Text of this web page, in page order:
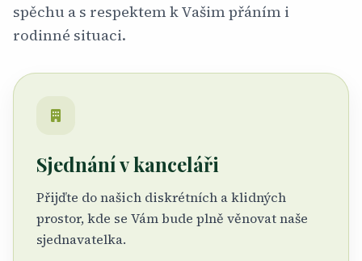
spěchu a s respektem k Vašim přáním i
rodinné situaci.
Sjednání v kanceláři
Přijďte do našich diskrétních a klidných
prostor, kde se Vám bude plně věnovat naše
sjednavatelka.